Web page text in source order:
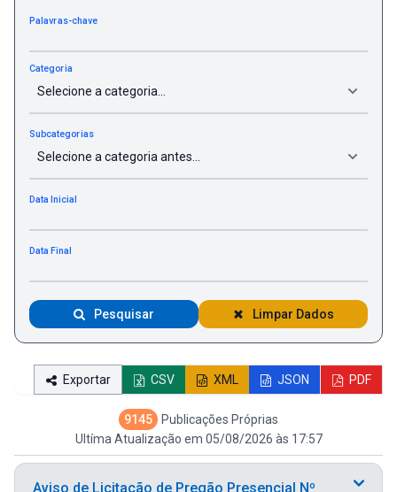
Palavras-chave
Categoria
Subcategorias
Data Inicial
Data Final
Pesquisar Limpar Dados
Exportar CSV XML JSON PDF
9145
Publicações Próprias
Ultíma Atualização em 05/08/2026 às 17:57
Aviso de Licitação de Pregão Presencial Nº